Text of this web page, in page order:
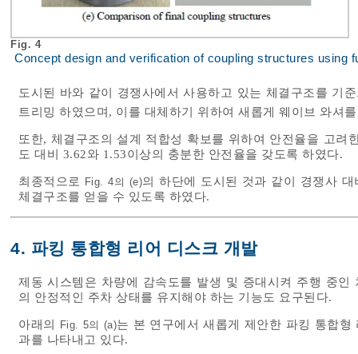
Fig. 4
Concept design and verification of coupling structures using
도시된 바와 같이 경쟁사에서 사용하고 있는 체결구조를 기
트리밍 하였으며, 이를 대체하기 위하여 새롭게 웨이브 와셔
또한, 체결구조의 설계 적합성 확보를 위하여 안전율을 고
도 대비 3.62와 1.53이상의 충분한 안전율을 갖도록 하였다.
최종적으로 Fig. 4의 (e)의 하단에 도시된 것과 같이 경쟁사
체결구조를 얻을 수 있도록 하였다.
4. 파킹 통합형 리어 디스크 개발
제동 시스템은 차량에 감속도를 발생 및 증대시켜 주행 중
의 안정적인 주차 상태를 유지해야 하는 기능도 요구된다.
아래의 Fig. 5의 (a)는 본 연구에서 새롭게 제안한 파킹 통합
과를 나타내고 있다.